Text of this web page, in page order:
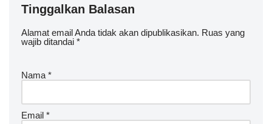
Tinggalkan Balasan
Alamat email Anda tidak akan dipublikasikan. Ruas yang
wajib ditandai *
Nama *
Email *